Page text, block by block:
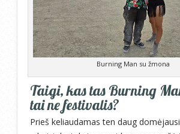
Burning Man su žmona
Taigi, kas tas Burning
tai ne festivalis?
Prieš keliaudamas ten daug